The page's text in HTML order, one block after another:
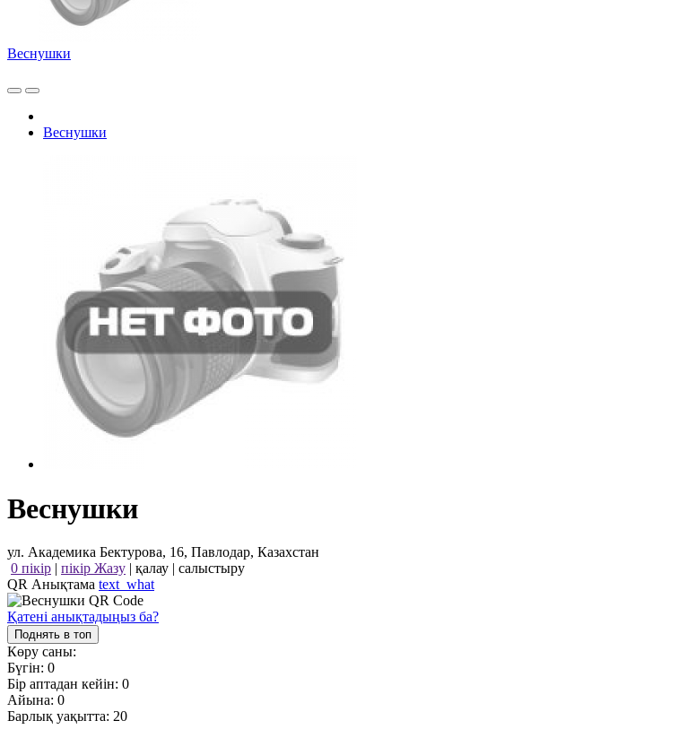
Веснушки
Веснушки
Веснушки
ул. Академика Бектурова, 16, Павлодар, Казахстан
0 пікір | пікір Жазу | қалау | салыстыру
QR Анықтама text_what
Қатені анықтадыңыз ба?
Поднять в топ
Көру саны:
Бүгін: 0
Бір аптадан кейін: 0
Айына: 0
Барлық уақытта: 20